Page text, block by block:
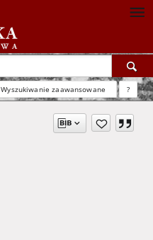
Wyszukiwanie zaawansowane ?